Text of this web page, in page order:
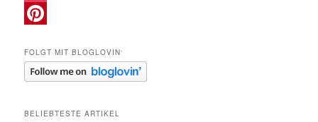
Instagram
FOLGT MIT BLOGLOVIN‘
BELIEBTESTE ARTIKEL